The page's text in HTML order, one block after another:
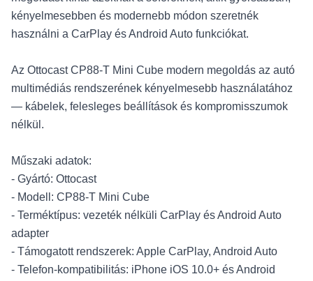
kényelmesebben és modernebb módon szeretnék
használni a CarPlay és Android Auto funkciókat.
Az Ottocast CP88-T Mini Cube modern megoldás az autó
multimédiás rendszerének kényelmesebb használatához
— kábelek, felesleges beállítások és kompromisszumok
nélkül.
Műszaki adatok:
- Gyártó: Ottocast
- Modell: CP88-T Mini Cube
- Terméktípus: vezeték nélküli CarPlay és Android Auto
adapter
- Támogatott rendszerek: Apple CarPlay, Android Auto
- Telefon-kompatibilitás: iPhone iOS 10.0+ és Android